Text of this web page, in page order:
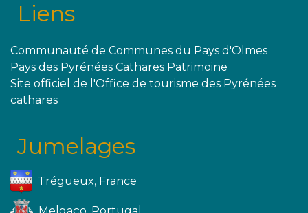
Liens
Communauté de Communes du Pays d'Olmes
Pays des Pyrénées Cathares Patrimoine
Site officiel de l'Office de tourisme des Pyrénées
cathares
Jumelages
Trégueux, France